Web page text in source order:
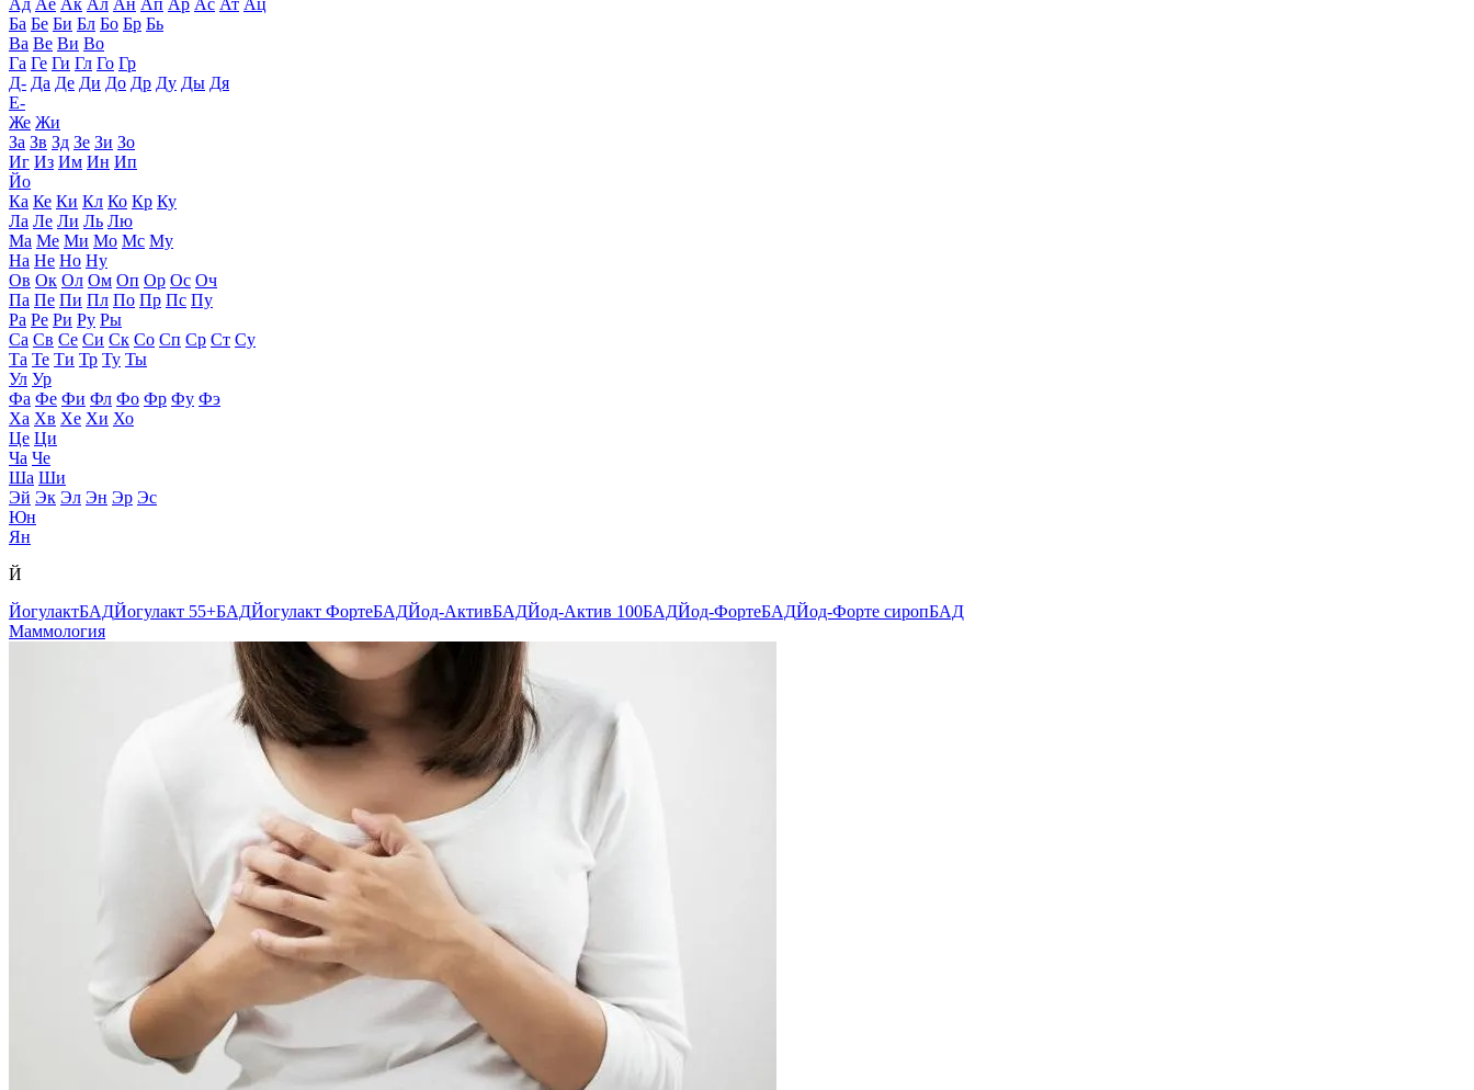
Ба Бе Би Бл Бо Бр Бь
Ва Ве Ви Во
Га Ге Ги Гл Го Гр
Д- Да Де Ди До Др Ду Ды Дя
Е-
Же Жи
За Зв Зд Зе Зи Зо
Иг Из Им Ин Ип
Йо
Ка Ке Ки Кл Ко Кр Ку
Ла Ле Ли Ль Лю
Ма Ме Ми Мо Мс Му
На Не Но Ну
Ов Ок Ол Ом Оп Ор Ос Оч
Па Пе Пи Пл По Пр Пс Пу
Ра Ре Ри Ру Ры
Са Св Се Си Ск Со Сп Ср Ст Су
Та Те Ти Тр Ту Ты
Ул Ур
Фа Фе Фи Фл Фо Фр Фу Фэ
Ха Хв Хе Хи Хо
Це Ци
Ча Че
Ша Ши
Эй Эк Эл Эн Эр Эс
Юн
Ян
Й
ЙогулактБАДЙогулакт 55+БАДЙогулакт ФортеБАДЙод-АктивБАДЙод-Актив 100БАДЙод-ФортеБАДЙод-Форте сиропБАД
Маммология